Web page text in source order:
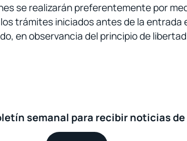
se realizarán preferentemente por
trámites iniciados antes de la
en observancia del principio de
semanal para recibir noticias